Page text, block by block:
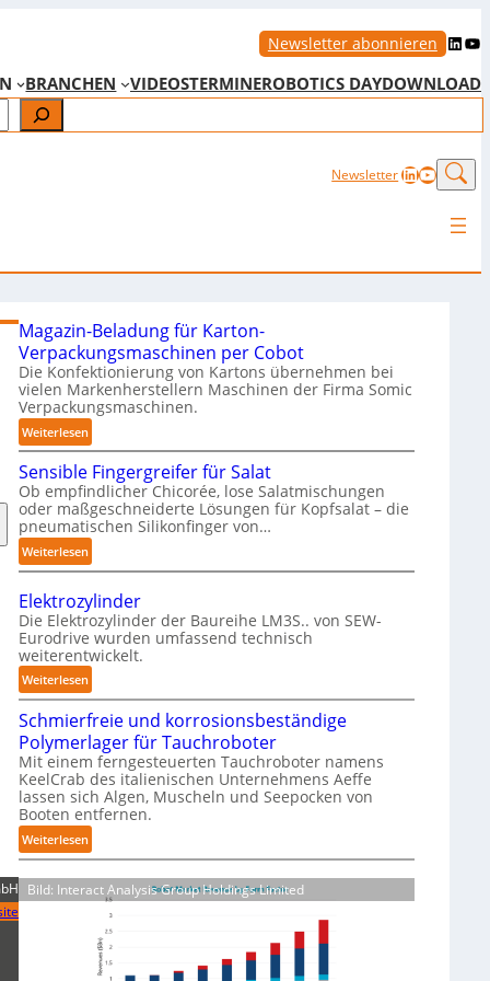
Newsletter abonnieren LinkedIn YouTube
BRANCHEN VIDEOSTERMINEROBOTICS DAYDOWNLOAD
NewsletterLinkedIn
Magazin-Beladung für Karton-
Verpackungsmaschinen per Cobot
Die Konfektionierung von Kartons übernehmen bei
vielen Markenherstellern Maschinen der Firma Somic
Verpackungsmaschinen.
Weiterlesen:
M
g
a
z
i
n
-
B
e
l
a
d
u
n
g
f
ü
r
K
r
Sensible Fingergreifer für Salat
Ob empfindlicher Chicorée, lose Salatmischungen
oder maßgeschneiderte Lösungen für Kopfsalat – die
pneumatischen Silikonfinger von…
Weiterlesen:
S
e
n
s
i
l
e
F
i
n
g
e
r
g
r
e
Elektrozylinder
Die Elektrozylinder der Baureihe LM3S.. von SEW-
Eurodrive wurden umfassend technisch
weiterentwickelt.
Weiterlesen:
E
l
e
k
t
r
o
z
y
l
Schmierfreie und korrosionsbeständige
Polymerlager für Tauchroboter
Mit einem ferngesteuerten Tauchroboter namens
KeelCrab des italienischen Unternehmens Aeffe
lassen sich Algen, Muscheln und Seepocken von
Booten entfernen.
Weiterlesen:
S
c
h
Bild: Interact Analysis Group Holdings Limited